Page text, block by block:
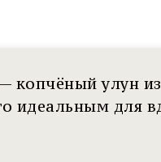
копчёный улун
идеальным для